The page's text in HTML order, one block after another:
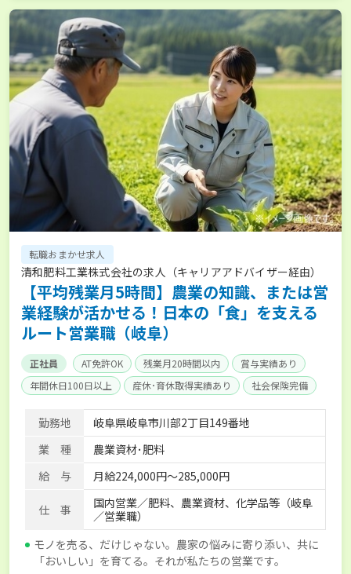
転職おまかせ求人
清和肥料工業株式会社の求人（キャリアアドバイザー経由）
【平均残業月5時間】農業の知識、または営
業経験が活かせる！日本の「食」を支える
ルート営業職（岐阜）
正社員 AT免許OK 残業月20時間以内
賞与実績あり
年間休日100日以上
産休･育休取得実績あり 社会保険完備
勤務地
岐阜県岐阜市川部2丁目149番地
業 種
農業資材･肥料
給 与
月給224,000円～285,000円
仕 事
国内営業／肥料、農業資材、化学品等（岐阜
／営業職）
モノを売る、だけじゃない。農家の悩みに寄り添い、共に
「おいしい」を育てる。それが私たちの営業です。